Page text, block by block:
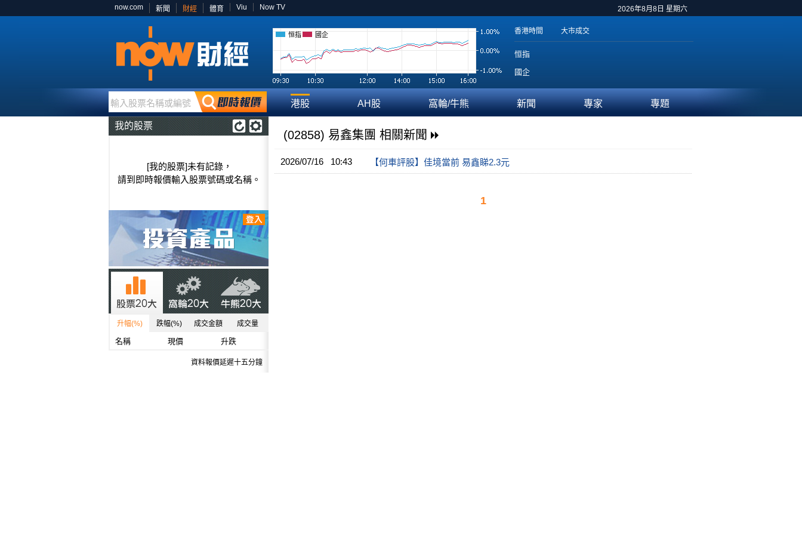
2026年8月8日 星期六
now.com 新聞 財經 體育 Viu Now TV
恒指 國企 香港時間 大市成交
恒指
國企
輸入股票名稱或編號 港股 AH股 窩輪/牛熊 新聞 專家 專題
我的股票
[我的股票]未有記錄，
請到即時報價輸入股票號碼或名稱。
升幅(%) 跌幅(%) 成交金額 成交量
名稱 現價 升跌
資料報價延遲十五分鐘
(02858) 易鑫集團 相關新聞
2026/07/16 10:43 【何車評股】佳境當前 易鑫睇2.3元
1